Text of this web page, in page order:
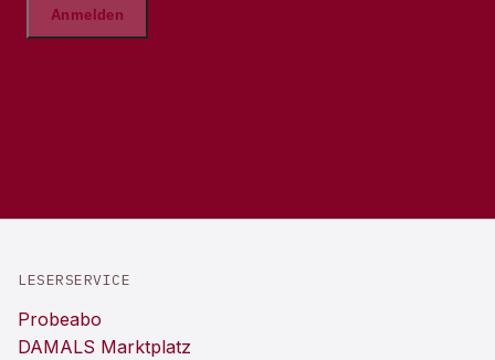
LESERSERVICE
Probeabo
DAMALS Marktplatz